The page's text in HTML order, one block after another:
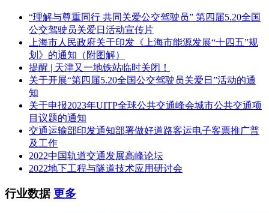
“理解与尊重同行 共同关爱公交驾驶员” 第四届5.20全国
公交驾驶员关爱日活动宣传片
上海市人民政府关于印发《上海市能源发展“十四五”规
划》的通知（附图解）
提醒 | 天津又一地铁站临时关闭！
关于开展“第四届5.20全国公交驾驶员关爱日”活动的通
知
关于申报2023年UITP全球公共交通峰会城市公共交通项
目议题的通知
交通运输部印发通知部署做好道路客运电子客票推广普
及工作
2022中国轨道交通发展高峰论坛
2022地下工程与隧道技术应用研讨会
行业数据更多